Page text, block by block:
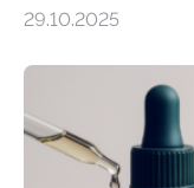
Forschende die
Region Kachin in
ausgezeichnetem
Art einer neuen
nun den Namen
29.10.2025